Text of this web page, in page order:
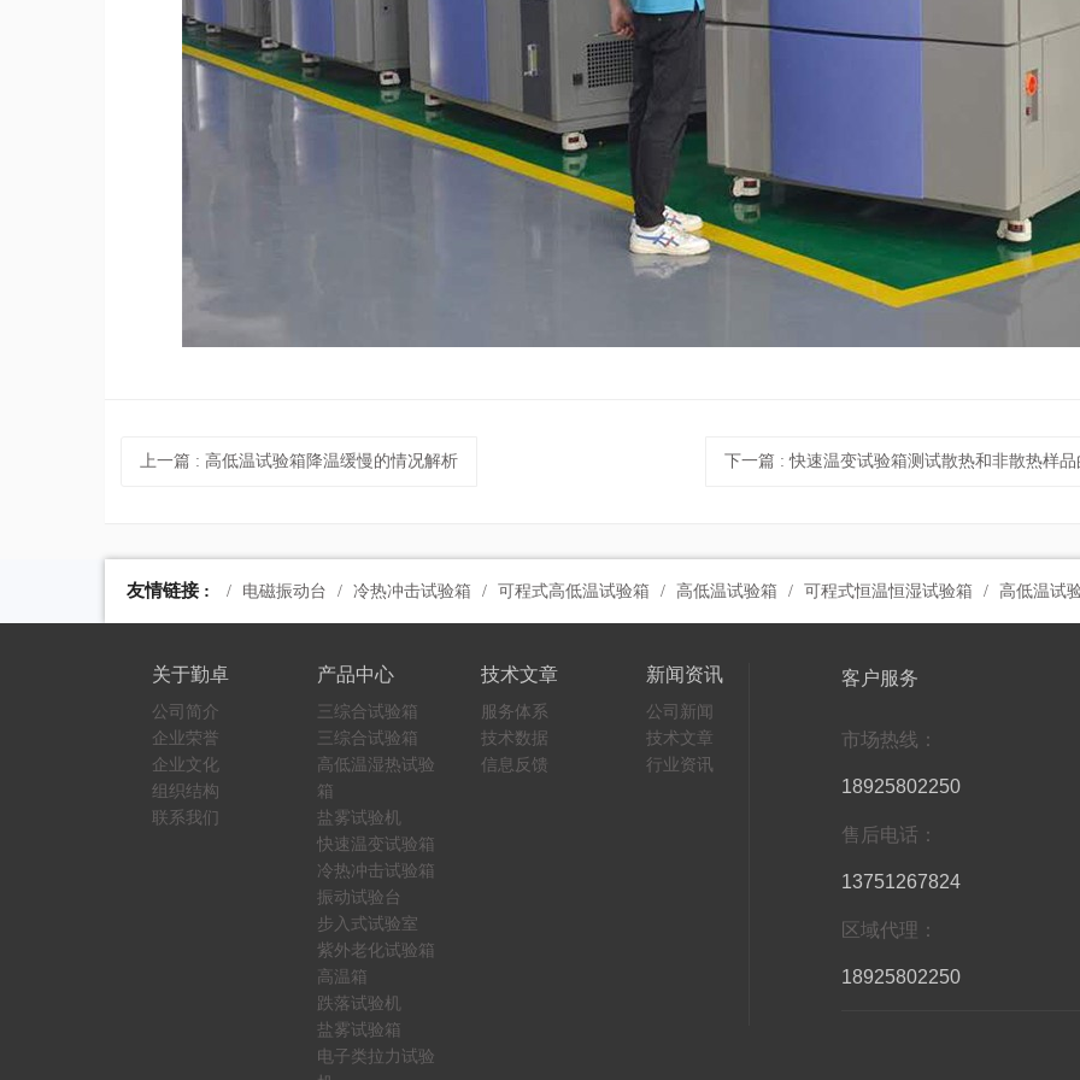
上一篇 : 高低温试验箱降温缓慢的情况解析 下一篇 : 快速温变试验箱测试散热和非散热样
友情链接 : 电磁振动台 冷热冲击试验箱 可程式高低温试验箱 高低温试验箱 可程式恒温恒湿试验箱 高低温试
关于勤卓
公司简介
企业荣誉
企业文化
组织结构
联系我们
产品中心
三综合试验箱
三综合试验箱
高低温湿热试验
箱
盐雾试验机
快速温变试验箱
冷热冲击试验箱
振动试验台
步入式试验室
紫外老化试验箱
高温箱
跌落试验机
盐雾试验箱
电子类拉力试验
技术文章
服务体系
技术数据
信息反馈
新闻资讯
公司新闻
技术文章
行业资讯
客户服务
市场热线：
18925802250
售后电话：
13751267824
区域代理：
18925802250